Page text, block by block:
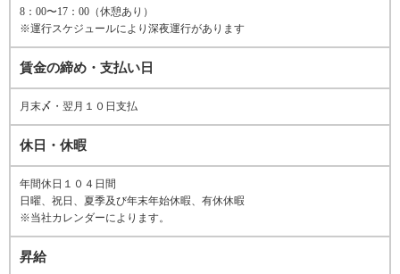
8：00〜17：00（休憩あり）
※運行スケジュールにより深夜運行があります
賃金の締め・支払い日
月末〆・翌月１０日支払
休日・休暇
年間休日１０４日間
日曜、祝日、夏季及び年末年始休暇、有休休暇
※当社カレンダーによります。
昇給